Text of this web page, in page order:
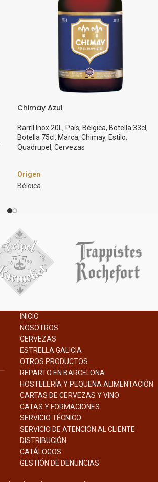
Chimay Azul
Barril Inox 20L , País, Bélgica, Botella 33cl,
Botella 75cl, Marca, Chimay, Estilo,
Quadrupel , Cervezas
Origen
Bélgica
Estilo
Quadruple
Graduación Alcohólica
9%
Formato
Botella 75cl.
Barril inox 30l
segunda fermentación en botella, de color
marrón oscuro. Aroma floral, especiado y a
con notas de caramelo. Elaborada en el
monasterio de Scourmont desde 1862.
INICIO
NOSOTROS
CERVEZAS
ESTRELLA GALICIA
OTROS PRODUCTOS
REPARTO EN BARCELONA
HOSTELERÍA Y PEQUEÑA ALIMENTACIÓN
CARTAS DE CERVEZAS Y VINO
CATAS Y FORMACIONES
SERVICIO TÉCNICO
SERVICIO DE ATENCIÓN AL CLIENTE
DISTRIBUCIÓN
CATÁLOGOS
GESTIÓN DE DENUNCIAS